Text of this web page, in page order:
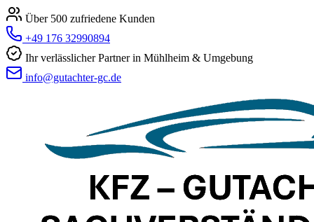
Über 500 zufriedene Kunden
+49 176 32990894
Ihr verlässlicher Partner in Mühlheim & Umgebung
info@gutachter-gc.de